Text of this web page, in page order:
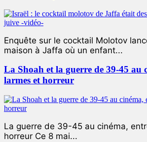
Enquête sur le cocktail Molotov
maison à Jaffa où un enfant...
La Shoah et la guerre de 39-45 au
larmes et horreur
La guerre de 39-45 au cinéma,
horreur Ce 8 mai...